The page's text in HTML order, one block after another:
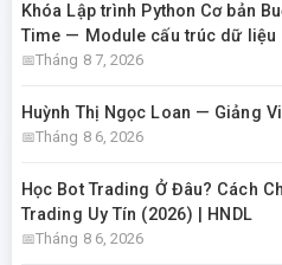
Khóa Lập trình Python Cơ bản
Time — Module cấu trúc dữ liệu
Tháng 8 7, 2026
Huỳnh Thị Ngọc Loan — Giảng
Tháng 8 6, 2026
Học Bot Trading Ở Đâu? Cách
Trading Uy Tín (2026) | HNDL
Tháng 8 6, 2026